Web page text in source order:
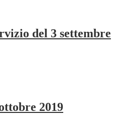
del 3 settembre
2019